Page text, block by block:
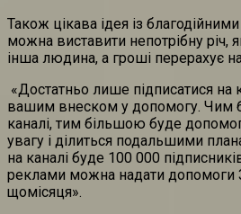
Також цікава ідея із
можна виставити непотрібну річ,
інша людина, а гроші перерахує
«Достатньо лише підписатися
вашим внеском у допомогу. Чим
каналі, тим більшою буде
увагу і ділиться подальшими
на каналі буде 100 000
реклами можна надати допомоги
щомісяця».